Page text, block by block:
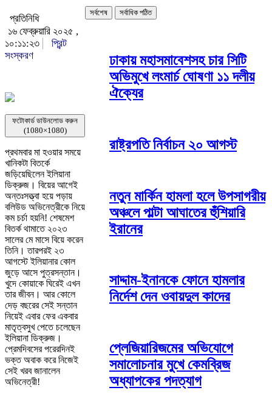
প্রতিনিধি
১৬ ফেব্রুয়ারি ২০২৫ ,
১০:১১:২৩
প্রিন্ট
সংস্করণ
ফটোকার্ড ডাউনলোড করুন
(1080×1080)
প্রথমবার মা হওয়ার সময়ে
খানিকটা বিতর্কে
জড়িয়েছিলেন ইলিয়ানা
ডিক্রুজ। বিয়ের আগেই
অন্তঃসত্ত্বা হয়ে পড়ায়
বলিউড অভিনেত্রীকে নিয়ে
কম চর্চা হয়নি! শেষমেশ
বিতর্ক থামাতে ২০২৩
সালের মে মাসে বিয়ে করেন
তিনি। তারপরই ২৩
আগস্টে ইলিয়ানার কোল
জুড়ে আসে পুত্রসন্তান।
খুদে কোয়াকে ঘিরেই এখন
তার জীবন। আর কোলে
দেড় বছরের সেই সন্তান
নিয়েই এবার ফের একবার
মাতৃত্বসুখ পেতে চলেছেন
ইলিয়ানা ডিক্রুজ।
প্রেমদিবসের পরেরদিনই
ভক্ত অবাক করে নিজেই
সেই খরব জানালেন
অভিনেত্রী!
সর্বশেষ সর্বাধিক পঠিত
ঢাকায় মহাসমাবেশসহ চার সিটি
অভিমুখে লংমার্চ ঘোষণা ১১ দলীয়
ঐক্যের
রাষ্ট্রপতি নির্বাচন ২০ আগস্ট
নতুন মার্কিন হামলা হলে উপসাগরীয়
অঞ্চলে পাল্টা আঘাতের হুঁশিয়ারি
ইরানের
সাদ্দাম-ইনানকে ফোনে হামলার
নির্দেশ দেন ওবায়দুল কাদের
প্লেজিয়ারিজমের অভিযোগে
সমালোচনার মুখে কেমব্রিজ
অধ্যাপকের পদত্যাগ